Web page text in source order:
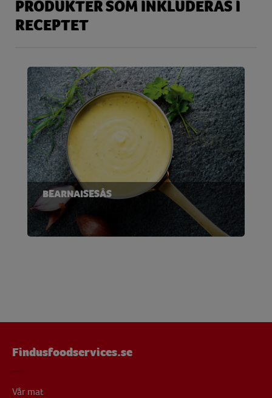
PRODUKTER SOM INKLUDERAS I
RECEPTET
BEARNAISESÅS
Findusfoodservices.se
Vår mat